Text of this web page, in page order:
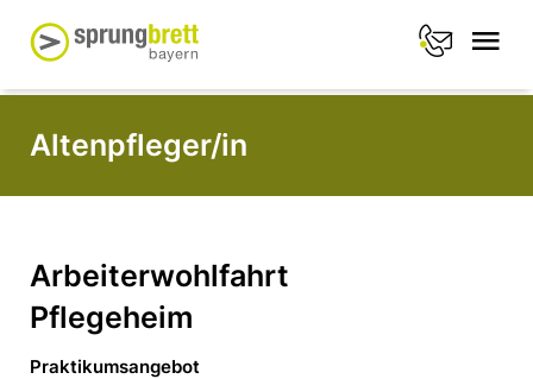
Altenpfleger/in
Arbeiterwohlfahrt
Pflegeheim
Praktikumsangebot